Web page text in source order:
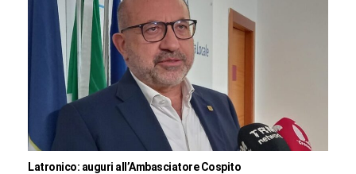
Latronico: auguri all’Ambasciatore Cospito